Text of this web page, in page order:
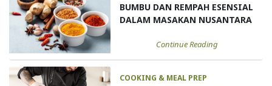
BUMBU DAN REMPAH ESENSIAL
DALAM MASAKAN NUSANTARA
Continue Reading
COOKING & MEAL PREP